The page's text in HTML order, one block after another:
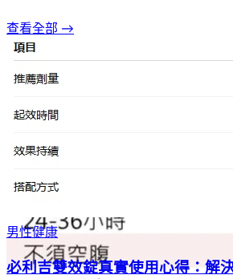
查看全部 →
男性健康
必利吉雙效錠真實使用心得：解